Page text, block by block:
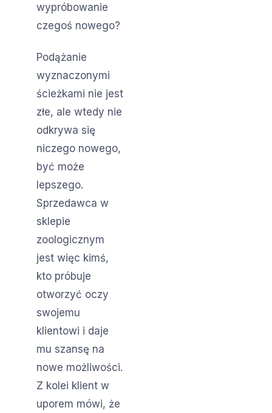
wypróbowanie
czegoś nowego?
Podążanie
wyznaczonymi
ścieżkami nie jest
złe, ale wtedy nie
odkrywa się
niczego nowego,
być może
lepszego.
Sprzedawca w
sklepie
zoologicznym
jest więc kimś,
kto próbuje
otworzyć oczy
swojemu
klientowi i daje
mu szansę na
nowe możliwości.
Z kolei klient w
uporem mówi, że